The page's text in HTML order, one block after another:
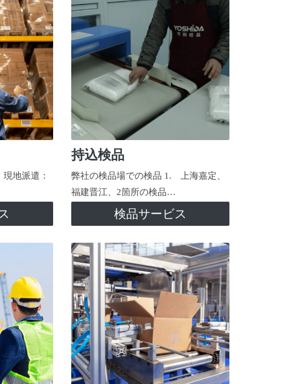
地派遣：
持込検品
弊社の検品場での検品 1. 上海嘉定、
福建晋江、2箇所の検品…
検品サービス